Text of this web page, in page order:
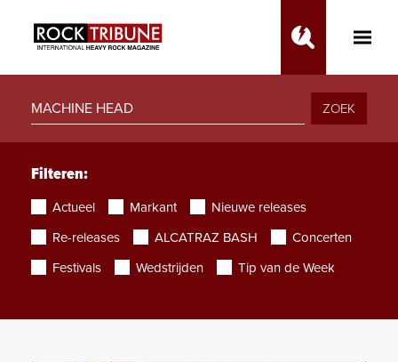
Toggle
ZOEK
Filteren:
Actueel Markant
Nieuwe releases
Re-releases
ALCATRAZ BASH
Concerten
Festivals
Wedstrijden Tip van de Week